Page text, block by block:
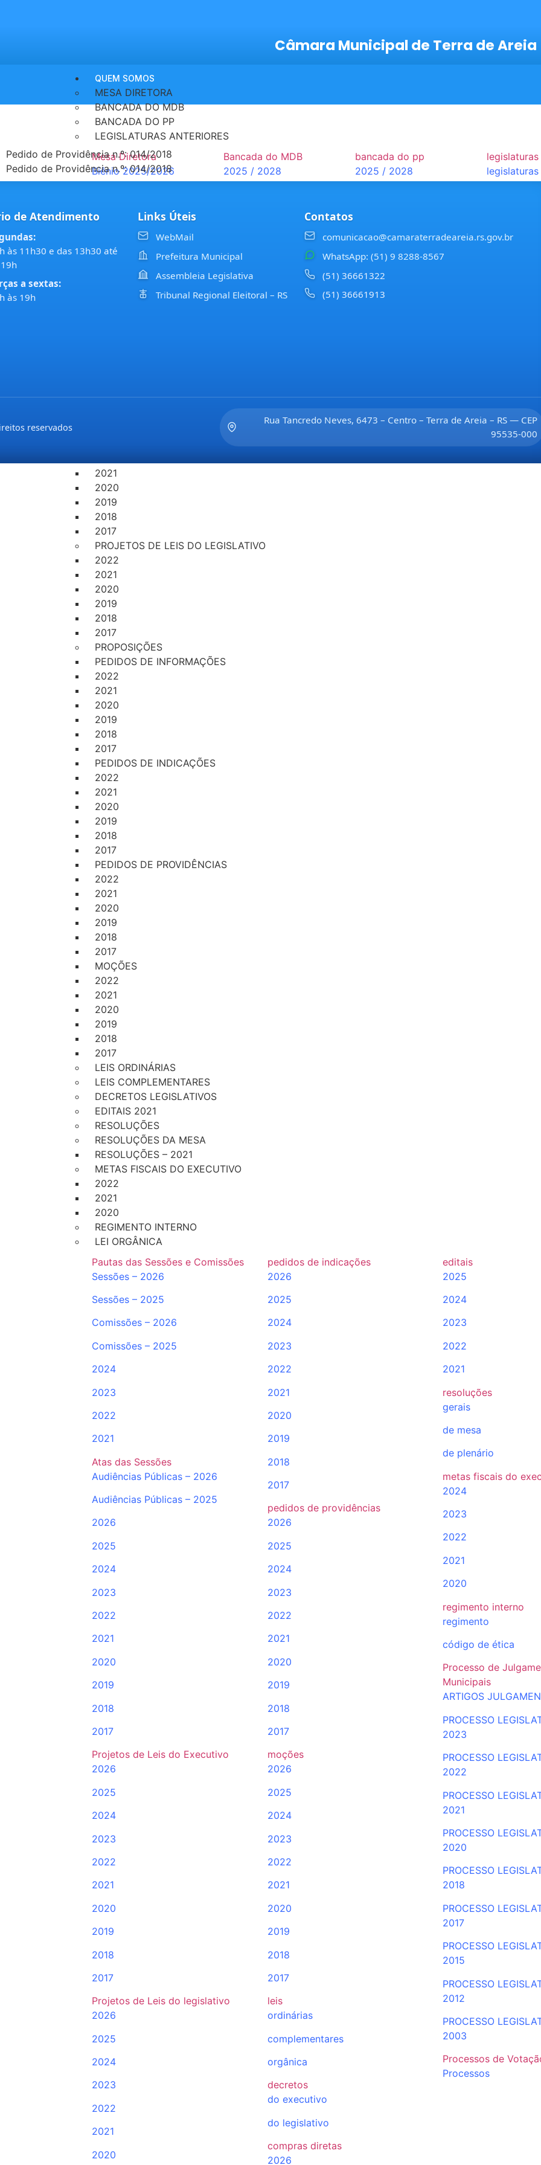
Câmara Municipal de Terra de Areia
QUEM SOMOS
MESA DIRETORA
BANCADA DO MDB
BANCADA DO PP
LEGISLATURAS ANTERIORES
Mesa Diretora
Biênio 2025/2026
Biênio 2021/2022
Nossa História
Bancada do MDB
2025 / 2028
bancada do pp
2025 / 2028
legislaturas
legislaturas
ATAS DE SESSÕES
PAUTAS DAS SESSÕES E COMISSÕES
PROJETOS DE LEIS DO EXECUTIVO
2021
2020
2019
2018
2017
PROJETOS DE LEIS DO LEGISLATIVO
2022
2021
2020
2019
2018
2017
PROPOSIÇÕES
PEDIDOS DE INFORMAÇÕES
2022
2021
2020
2019
2018
2017
PEDIDOS DE INDICAÇÕES
2022
2021
2020
2019
2018
2017
PEDIDOS DE PROVIDÊNCIAS
2022
2021
2020
2019
2018
2017
MOÇÕES
2022
2021
2020
2019
2018
2017
LEIS ORDINÁRIAS
LEIS COMPLEMENTARES
DECRETOS LEGISLATIVOS
EDITAIS 2021
RESOLUÇÕES
RESOLUÇÕES DA MESA
RESOLUÇÕES – 2021
METAS FISCAIS DO EXECUTIVO
2022
2021
2020
REGIMENTO INTERNO
LEI ORGÂNICA
Pautas das Sessões e Comissões
Sessões – 2026
Sessões – 2025
Comissões – 2026
Comissões – 2025
2024
2023
2022
2021
Atas das Sessões
Audiências Públicas – 2026
Audiências Públicas – 2025
2026
2025
2024
2023
2022
2021
2020
2019
2018
2017
Projetos de Leis do Executivo
2026
2025
2024
2023
2022
2021
2020
2019
2018
2017
Projetos de Leis do legislativo
2026
2025
2024
2023
2022
2021
2020
pedidos de indicações
2026
2025
2024
2023
2022
2021
2020
2019
2018
2017
pedidos de providências
2026
2025
2024
2023
2022
2021
2020
2019
2018
2017
moções
2026
2025
2024
2023
2022
2021
2020
2019
2018
2017
leis
ordinárias
complementares
orgânica
decretos
do executivo
do legislativo
compras diretas
2026
editais
2025
2024
2023
2022
2021
resoluções
gerais
de mesa
de plenário
metas fiscais do
2024
2023
2022
2021
2020
regimento interno
regimento
código de ética
Processo de
Municipais
ARTIGOS
PROCESSO
2023
PROCESSO
2022
PROCESSO
2021
PROCESSO
2020
PROCESSO
2018
PROCESSO
2017
PROCESSO
2015
PROCESSO
2012
PROCESSO
2003
Processos de
Processos
Pedido de Providência n.º: 014/2018
Pedido de Providência n.º: 014/2018
de Atendimento
às 11h30 e das 13h30 até
a sextas:
às 19h
Links Úteis
WebMail
Prefeitura Municipal
Assembleia Legislativa
Tribunal Regional Eleitoral – RS
Contatos
comunicacao@camaraterradeareia.rs.gov.br
WhatsApp: (51) 9 8288-8567
(51) 36661322
(51) 36661913
reservados
Rua Tancredo Neves, 6473 – Centro – Terra de Areia – RS — CEP
95535-000